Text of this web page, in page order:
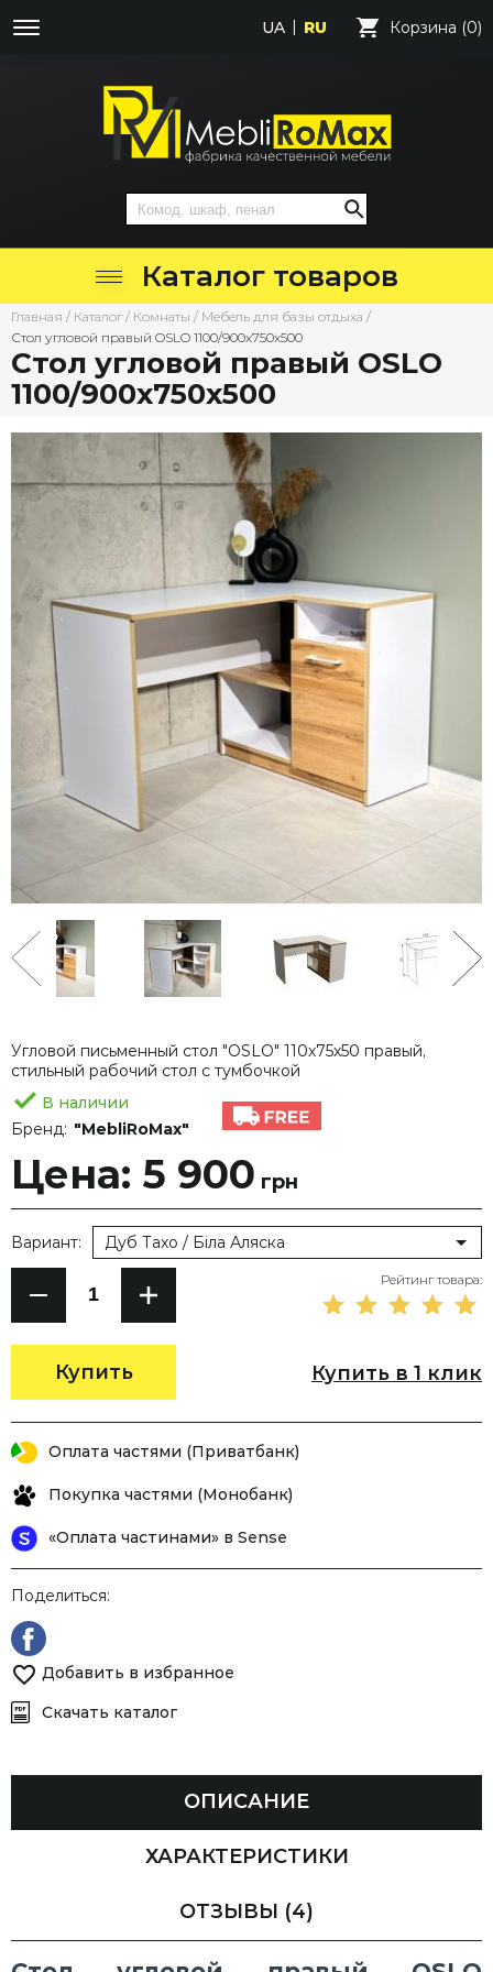
UA RU Корзина (0)
Каталог товаров
Главная / Каталог / Комнаты / Мебель для базы отдыха /
Стол угловой правый OSLO 1100/900х750х500
Стол угловой правый OSLO
1100/900х750х500
Угловой письменный стол "OSLO" 110х75х50 правый,
стильный рабочий стол с тумбочкой
В наличии
Бренд: "MebliRoMax"
Цена: 5 900 грн
Купить
Вариант: Дуб Тахо / Біла Аляска
Рейтинг товара:
Купить в 1 клик
Оплата частями (Приватбанк)
Покупка частями (Монобанк)
«Оплата частинами» в Sense
Поделиться:
Добавить в избранное
Скачать каталог
ОПИСАНИЕ
ХАРАКТЕРИСТИКИ
ОТЗЫВЫ (4)